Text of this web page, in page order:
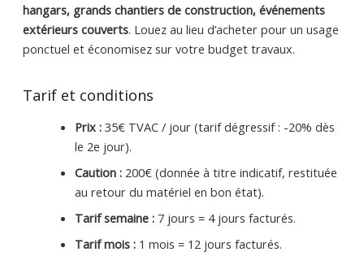
hangars, grands chantiers de construction, événements
extérieurs couverts. Louez au lieu d’acheter pour un usage
ponctuel et économisez sur votre budget travaux.
Tarif et conditions
Prix :35€ TVAC / jour (tarif dégressif : -20% dès
le 2e jour).
Caution :200€ (donnée à titre indicatif, restituée
au retour du matériel en bon état).
Tarif semaine :7 jours = 4 jours facturés.
Tarif mois :1 mois = 12 jours facturés.